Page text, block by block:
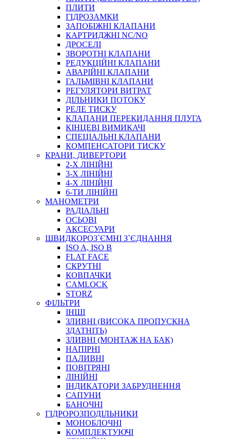
ЧЕРВ`ЯЧНІ
ПРУЖИННІ
НЕЙЛОНОВІ
ПРОРЕЗИНЕНІ
АВТОТОВАРИ
АВТОХІМІЯ
ДОМКРАТИ
НАБОРИ ЗАПОБІЖНИКІВ, КЛЕМ, АКСЕСУАРІВ
НАСОСИ, КОМПРЕСОРИ, МАНОМЕТРИ
ПАСТА, АНТИСЕПТИК
ІНСТРУМЕНТ
САДОВИЙ ІНВЕНТАР
ЕЛЕКТРИЧНІ ПРИЛАДИ
ПАЛЬНИКИ, ПАЯЛЬНИКИ, ПАЯЛЬНІ ЛАМПИ
ІНСТРУМЕНТИ ДЛЯ ЕЛЕКТРИКА
ЕЛЕКТРОІНСТРУМЕНТИ
ЗАМКИ І КОМПЛЕКТУЮЧІ
ІНСТРУМЕНТИ ДЛЯ ЗВАРЮВАННЯ, АКСЕСУАРИ
ПЛИТИ
ГІДРОЗАМКИ
ЗАПОБІЖНІ КЛАПАНИ
КАРТРИДЖНІ NC/NO
ДРОСЕЛІ
ЗВОРОТНІ КЛАПАНИ
РЕДУКЦІЙНІ КЛАПАНИ
АВАРІЙНІ КЛАПАНИ
ГАЛЬМІВНІ КЛАПАНИ
РЕГУЛЯТОРИ ВИТРАТ
ДІЛЬНИКИ ПОТОКУ
РЕЛЕ ТИСКУ
КЛАПАНИ ПЕРЕКИДАННЯ ПЛУГА
КІНЦЕВІ ВИМИКАЧІ
СПЕЦІАЛЬНІ КЛАПАНИ
КОМПЕНСАТОРИ ТИСКУ
КРАНИ, ДИВЕРТОРИ
2-Х ЛІНІЙНІ
3-Х ЛІНІЙНІ
4-Х ЛІНІЙНІ
6-ТИ ЛІНІЙНІ
МАНОМЕТРИ
РАДІАЛЬНІ
ОСЬОВІ
АКСЕСУАРИ
ШВИДКОРОЗ`ЄМНІ З`ЄДНАННЯ
ISO A, ISO B
FLAT FACE
СКРУТНІ
КОВПАЧКИ
CAMLOCK
STORZ
ФІЛЬТРИ
ІНШІ
ЗЛИВНІ (ВИСОКА ПРОПУСКНА
ЗДАТНІТЬ)
ЗЛИВНІ (МОНТАЖ НА БАК)
НАПІРНІ
ПАЛИВНІ
ПОВІТРЯНІ
ЛІНІЙНІ
ІНДИКАТОРИ ЗАБРУДНЕННЯ
САПУНИ
БАНОЧНІ
ГІДРОРОЗПОДІЛЬНИКИ
МОНОБЛОЧНІ
КОМПЛЕКТУЮЧІ